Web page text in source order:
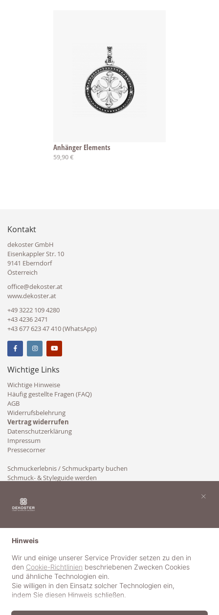
Anhänger Elements
59,90 €
Kontakt
dekoster GmbH
Eisenkappler Str. 10
9141 Eberndorf
Österreich
office@dekoster.at
www.dekoster.at
+49 3222 109 4280
+43 4236 2471
+43 677 623 47 410 (WhatsApp)
Wichtige Links
Wichtige Hinweise
Häufig gestellte Fragen (FAQ)
AGB
Widerrufsbelehrung
Vertrag widerrufen
Datenschutzerklärung
Impressum
Pressecorner
Schmuckerlebnis / Schmuckparty buchen
Schmuck- & Styleguide werden
Hinweis
Wir und einige unserer Service Provider setzen zu den in
den Cookie-Richtlinien beschriebenen Zwecken Cookies
und ähnliche Technologien ein.
Sie willigen in den Einsatz solcher Technologien ein,
indem Sie diesen Hinweis schließen.
×